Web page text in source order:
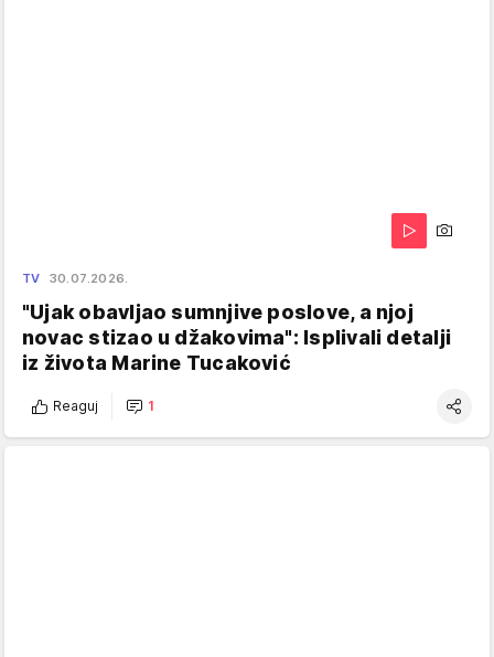
TV 30.07.2026.
"Ujak obavljao sumnjive poslove, a njoj
novac stizao u džakovima": Isplivali detalji
iz života Marine Tucaković
Reaguj 1